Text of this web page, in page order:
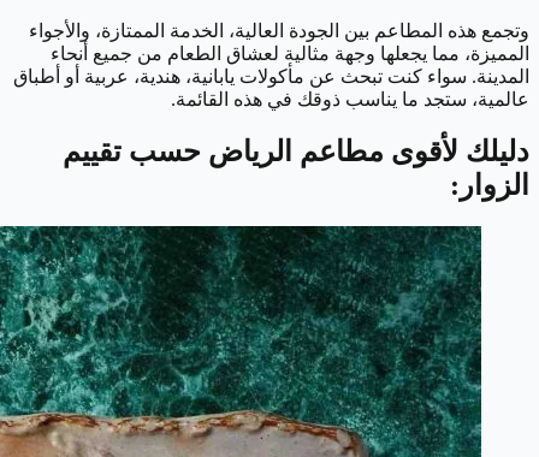
وتجمع هذه المطاعم بين الجودة العالية، الخدمة الممتازة، والأجواء
المميزة، مما يجعلها وجهة مثالية لعشاق الطعام من جميع أنحاء
المدينة. سواء كنت تبحث عن مأكولات يابانية، هندية، عربية أو أطباق
عالمية، ستجد ما يناسب ذوقك في هذه القائمة.
دليلك لأقوى مطاعم الرياض حسب تقييم
الزوار: